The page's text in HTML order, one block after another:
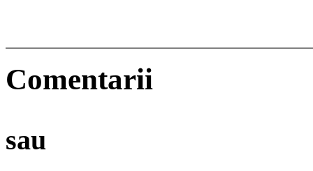
Comentarii
sau